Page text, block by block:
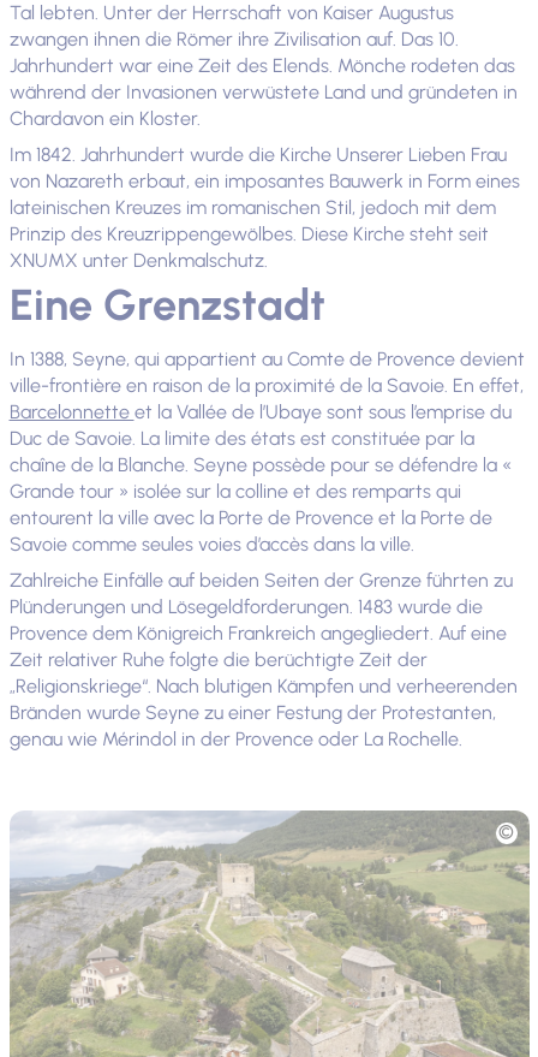
Tal lebten. Unter der Herrschaft von Kaiser Augustus
zwangen ihnen die Römer ihre Zivilisation auf. Das 10.
Jahrhundert war eine Zeit des Elends. Mönche rodeten das
während der Invasionen verwüstete Land und gründeten in
Chardavon ein Kloster.
Im 1842. Jahrhundert wurde die Kirche Unserer Lieben Frau
von Nazareth erbaut, ein imposantes Bauwerk in Form eines
lateinischen Kreuzes im romanischen Stil, jedoch mit dem
Prinzip des Kreuzrippengewölbes. Diese Kirche steht seit
XNUMX unter Denkmalschutz.
Eine Grenzstadt
In 1388, Seyne, qui appartient au Comte de Provence devient
ville-frontière en raison de la proximité de la Savoie. En effet,
Barcelonnette et la Vallée de l’Ubaye sont sous l’emprise du
Duc de Savoie. La limite des états est constituée par la
chaîne de la Blanche. Seyne possède pour se défendre la «
Grande tour » isolée sur la colline et des remparts qui
entourent la ville avec la Porte de Provence et la Porte de
Savoie comme seules voies d’accès dans la ville.
Zahlreiche Einfälle auf beiden Seiten der Grenze führten zu
Plünderungen und Lösegeldforderungen. 1483 wurde die
Provence dem Königreich Frankreich angegliedert. Auf eine
Zeit relativer Ruhe folgte die berüchtigte Zeit der
„Religionskriege“. Nach blutigen Kämpfen und verheerenden
Bränden wurde Seyne zu einer Festung der Protestanten,
genau wie Mérindol in der Provence oder La Rochelle.
Foto